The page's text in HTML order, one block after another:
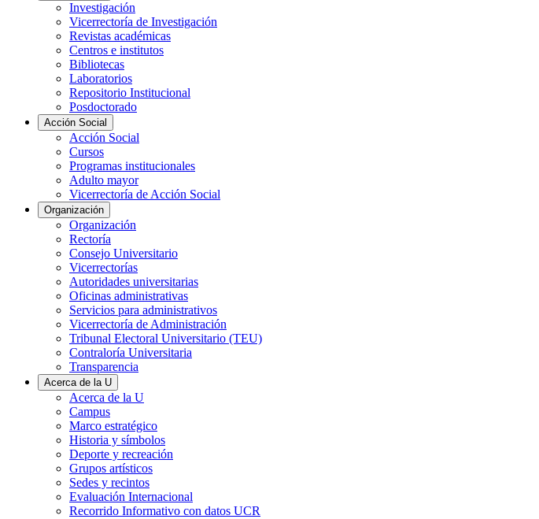
Investigación
Vicerrectoría de Investigación
Revistas académicas
Centros e institutos
Bibliotecas
Laboratorios
Repositorio Institucional
Posdoctorado
Acción Social
Acción Social
Cursos
Programas institucionales
Adulto mayor
Vicerrectoría de Acción Social
Organización
Organización
Rectoría
Consejo Universitario
Vicerrectorías
Autoridades universitarias
Oficinas administrativas
Servicios para administrativos
Vicerrectoría de Administración
Tribunal Electoral Universitario (TEU)
Contraloría Universitaria
Transparencia
Acerca de la U
Acerca de la U
Campus
Marco estratégico
Historia y símbolos
Deporte y recreación
Grupos artísticos
Sedes y recintos
Evaluación Internacional
Recorrido Informativo con datos UCR